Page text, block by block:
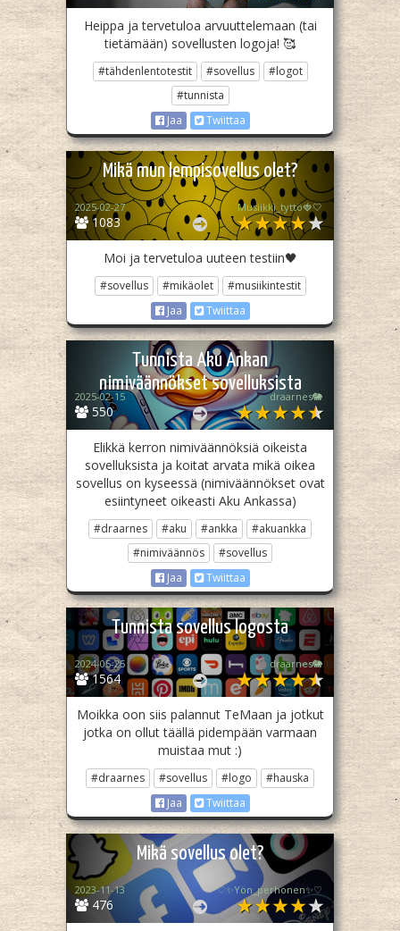
Heippa ja tervetuloa arvuuttelemaan (tai
tietämään) sovellusten logoja! 🥰
#tähdenlentotestit #sovellus
#logot
#tunnista
Jaa
Twiittaa
Mikä mun lempisovellus olet?
1083
2025-02-27 Musiikki_tyttö🍓🤍
Moi ja tervetuloa uuteen testiin🖤
#sovellus #mikäolet
#musiikintestit
Jaa
Twiittaa
Tunnista Aku Ankan
nimiväännökset sovelluksista
550
2025-02-15 draarnes🐘
Elikkä kerron nimiväännöksiä oikeista
sovelluksista ja koitat arvata mikä oikea
sovellus on kyseessä (nimiväännökset ovat
esiintyneet oikeasti Aku Ankassa)
#draarnes #aku #ankka
#akuankka
#nimiväännös
#sovellus
Jaa
Twiittaa
Tunnista sovellus logosta
1564
2024-05-25 draarnes🐘
Moikka oon siis palannut TeMaan ja jotkut
jotka on ollut täällä pidempään varmaan
muistaa mut :)
#draarnes #sovellus #logo
#hauska
Jaa
Twiittaa
Mikä sovellus olet?
476
2023-11-13 ♡✨️Yön_perhonen✨♡